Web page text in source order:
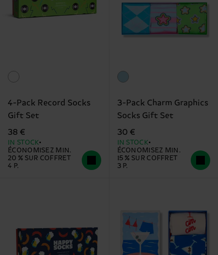
4-Pack Record Socks
Gift Set
38 €
IN STOCK
ÉCONOMISEZ MIN.
20 % SUR COFFRET
4 P.
3-Pack Charm Graphics
Socks Gift Set
30 €
IN STOCK
ÉCONOMISEZ MIN.
15 % SUR COFFRET
3 P.